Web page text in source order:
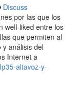
Discuss
por las que los
well-liked entre los
que permiten al
análisis del
Internet a
altavoz-y-